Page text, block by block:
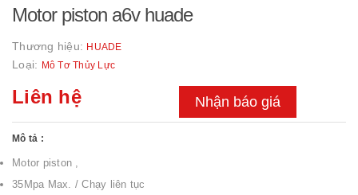
Motor piston a6v huade
Thương hiệu: HUADE
Loại: Mô Tơ Thủy Lực
Liên hệ Nhận báo giá
Mô tả :
Motor piston ,
35Mpa Max. / Chạy liên tục